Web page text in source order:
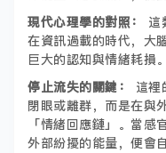
現代心理學的對照：
這
在資訊過載的時代，大
巨大的認知與情緒耗損。
停止流失的關鍵：
這裡
閉眼或離群，而是在與
「情緒回應鏈」。當
外部紛擾的能量，便會